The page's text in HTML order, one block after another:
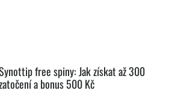
free spiny: Jak získat až 300
a bonus 500 Kč